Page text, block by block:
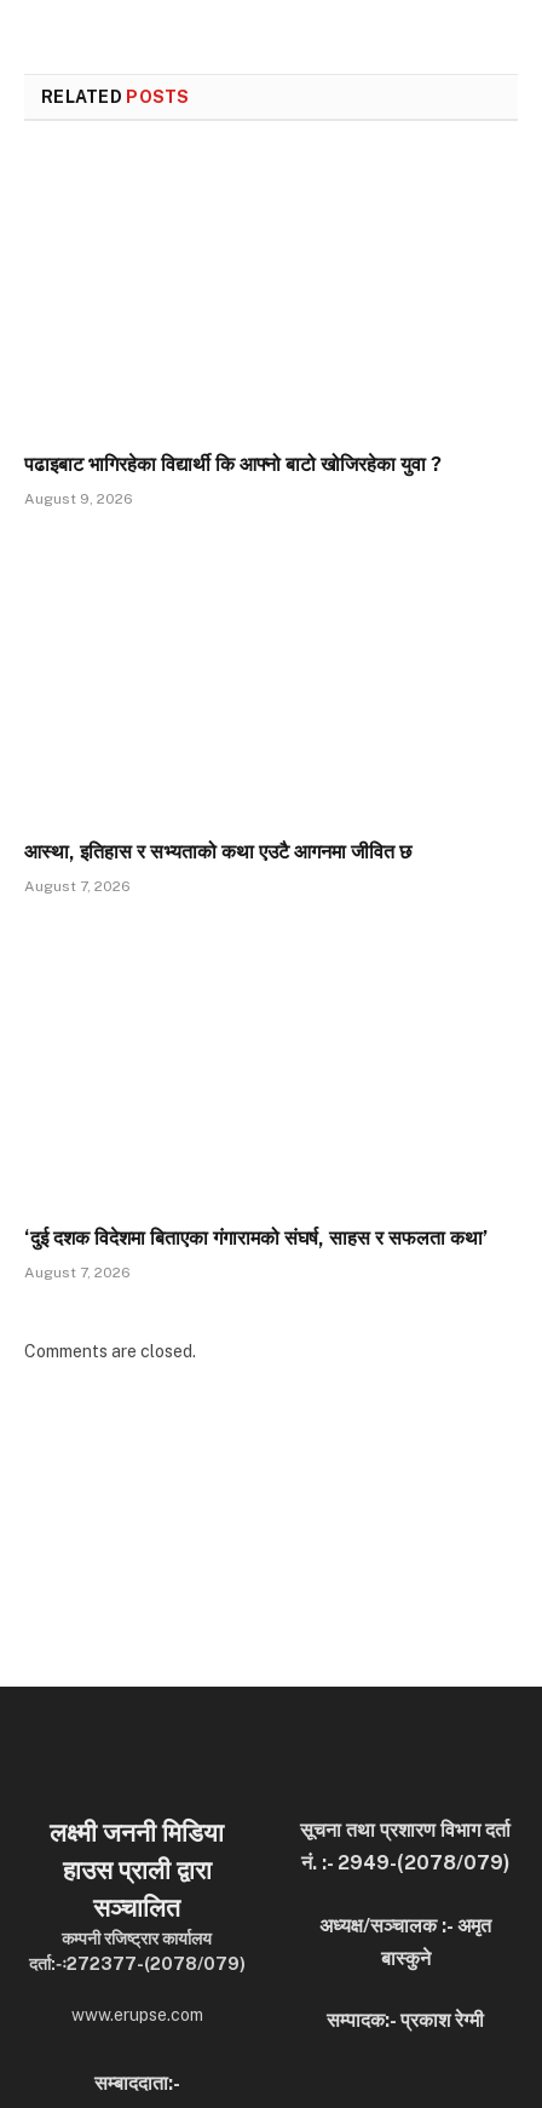
RELATED POSTS
पढाइबाट भागिरहेका विद्यार्थी कि आफ्नो बाटो खोजिरहेका युवा ?
August 9, 2026
आस्था, इतिहास र सभ्यताको कथा एउटै आगनमा जीवित छ
August 7, 2026
‘दुई दशक विदेशमा बिताएका गंगारामको संघर्ष, साहस र सफलता कथा’
August 7, 2026
Comments are closed.
लक्ष्मी जननी मिडिया
हाउस प्राली द्वारा
सञ्चालित
कम्पनी रजिष्ट्रार कार्यालय
दर्ता:-ः272377-(2078/079)
www.erupse.com
सूचना तथा प्रशारण विभाग दर्ता
नं. :- 2949-(2078/079)
अध्यक्ष/सञ्चालक :- अमृत
बास्कुने
सम्पादक:- प्रकाश रेग्मी
सम्बाददाता:-